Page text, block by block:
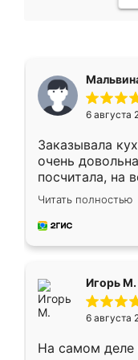
6 августа
Заказывала
очень
посчитала, на
Замерщик
делу со всей
за день,
Читать полностью
Игорь М.
6 августа
На самом деле